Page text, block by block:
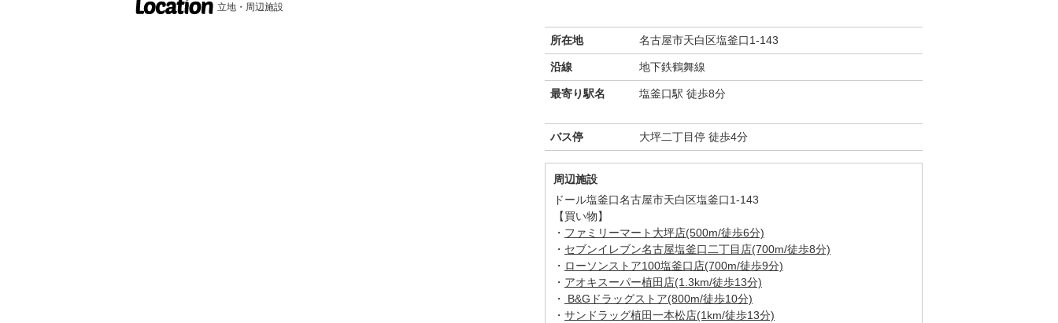
立地・周辺施設
所在地 名古屋市天白区塩釜口1-143
沿線 地下鉄鶴舞線
最寄り駅名 塩釜口駅 徒歩8分
バス停 大坪二丁目停 徒歩4分
周辺施設
ドール塩釜口名古屋市天白区塩釜口1-143
【買い物】
・ ファミリーマート大坪店(500m/徒歩6分)
・ セブンイレブン名古屋塩釜口二丁目店(700m/徒歩8分)
・ ローソンストア100塩釜口店(700m/徒歩9分)
・ アオキスーパー植田店(1.3km/徒歩13分)
・
B&Gドラッグストア(800m/徒歩10分)
・ サンドラッグ植田一本松店(1km/徒歩13分)